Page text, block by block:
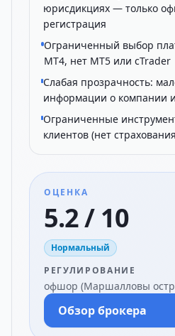
юрисдикциях — только
регистрация
Ограниченный выбор
MT4, нет MT5 или cTrader
Слабая прозрачность:
информации о компании и
Ограниченные
клиентов (нет
ОЦЕНКА
5.2 / 10
Нормальный
РЕГУЛИРОВАНИЕ
офшор (Маршалловы
Обзор брокера